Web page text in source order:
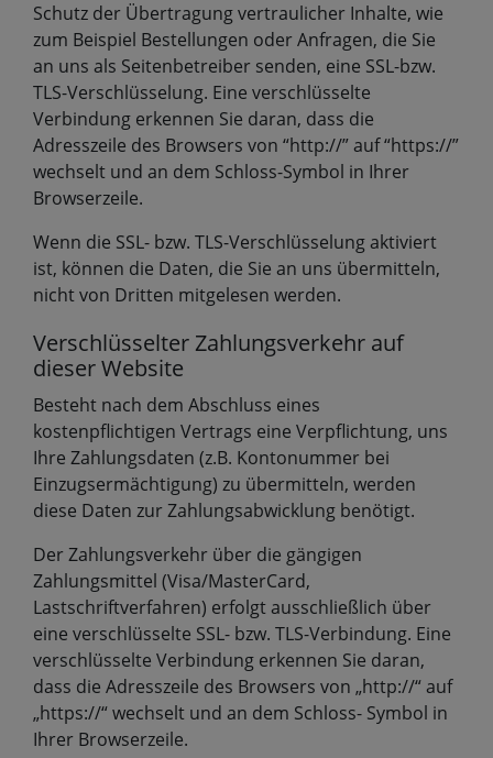
Schutz der Übertragung vertraulicher Inhalte, wie
zum Beispiel Bestellungen oder Anfragen, die Sie
an uns als Seitenbetreiber senden, eine SSL-bzw.
TLS-Verschlüsselung. Eine verschlüsselte
Verbindung erkennen Sie daran, dass die
Adresszeile des Browsers von “http://” auf “https://”
wechselt und an dem Schloss-Symbol in Ihrer
Browserzeile.
Wenn die SSL- bzw. TLS-Verschlüsselung aktiviert
ist, können die Daten, die Sie an uns übermitteln,
nicht von Dritten mitgelesen werden.
Verschlüsselter Zahlungsverkehr auf
dieser Website
Besteht nach dem Abschluss eines
kostenpflichtigen Vertrags eine Verpflichtung, uns
Ihre Zahlungsdaten (z.B. Kontonummer bei
Einzugsermächtigung) zu übermitteln, werden
diese Daten zur Zahlungsabwicklung benötigt.
Der Zahlungsverkehr über die gängigen
Zahlungsmittel (Visa/MasterCard,
Lastschriftverfahren) erfolgt ausschließlich über
eine verschlüsselte SSL- bzw. TLS-Verbindung. Eine
verschlüsselte Verbindung erkennen Sie daran,
dass die Adresszeile des Browsers von „http://“ auf
„https://“ wechselt und an dem Schloss- Symbol in
Ihrer Browserzeile.